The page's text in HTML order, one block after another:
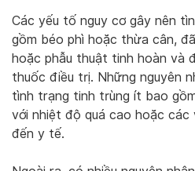
Các yếu tố nguy cơ gây nên
gồm béo phì hoặc thừa cân,
hoặc phẫu thuật tinh hoàn và
thuốc điều trị. Những nguyên
tình trạng tinh trùng ít bao
với nhiệt độ quá cao hoặc các
đến y tế.